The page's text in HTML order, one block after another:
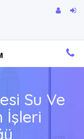
Su Ve
İşleri